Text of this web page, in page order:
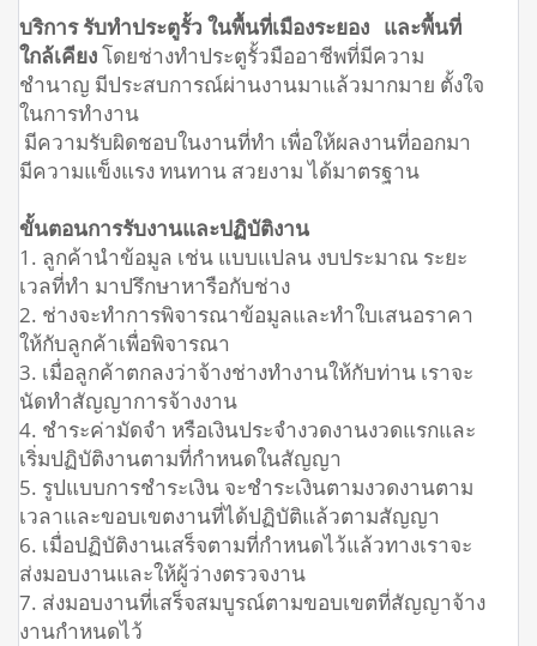
บริการ รับทำประตูรั้ว ในพื้นที่เมืองระยอง และพื้นที่
ใกล้เคียงโดยช่างทำประตูรั้วมืออาชีพที่มีความ
ชำนาญ มีประสบการณ์ผ่านงานมาแล้วมากมาย ตั้งใจ
ในการทำงาน
มีความรับผิดชอบในงานที่ทำ เพื่อให้ผลงานที่ออกมา
มีความแข็งแรง ทนทาน สวยงาม ได้มาตรฐาน
ขั้นตอนการรับงานและปฏิบัติงาน
1. ลูกค้านำข้อมูล เช่น แบบแปลน งบประมาณ ระยะ
เวลที่ทำ มาปรึกษาหารือกับช่าง
2. ช่างจะทำการพิจารณาข้อมูลและทำใบเสนอราคา
ให้กับลูกค้าเพื่อพิจารณา
3. เมื่อลูกค้าตกลงว่าจ้างช่างทำงานให้กับท่าน เราจะ
นัดทำสัญญาการจ้างงาน
4. ชำระค่ามัดจำ หรือเงินประจำงวดงานงวดแรกและ
เริ่มปฏิบัติงานตามที่กำหนดในสัญญา
5. รูปแบบการชำระเงิน จะชำระเงินตามงวดงานตาม
เวลาและขอบเขตงานที่ได้ปฏิบัติแล้วตามสัญญา
6. เมื่อปฏิบัติงานเสร็จตามที่กำหนดไว้แล้วทางเราจะ
ส่งมอบงานและให้ผู้ว่างตรวจงาน
7. ส่งมอบงานที่เสร็จสมบูรณ์ตามขอบเขตที่สัญญาจ้าง
งานกำหนดไว้